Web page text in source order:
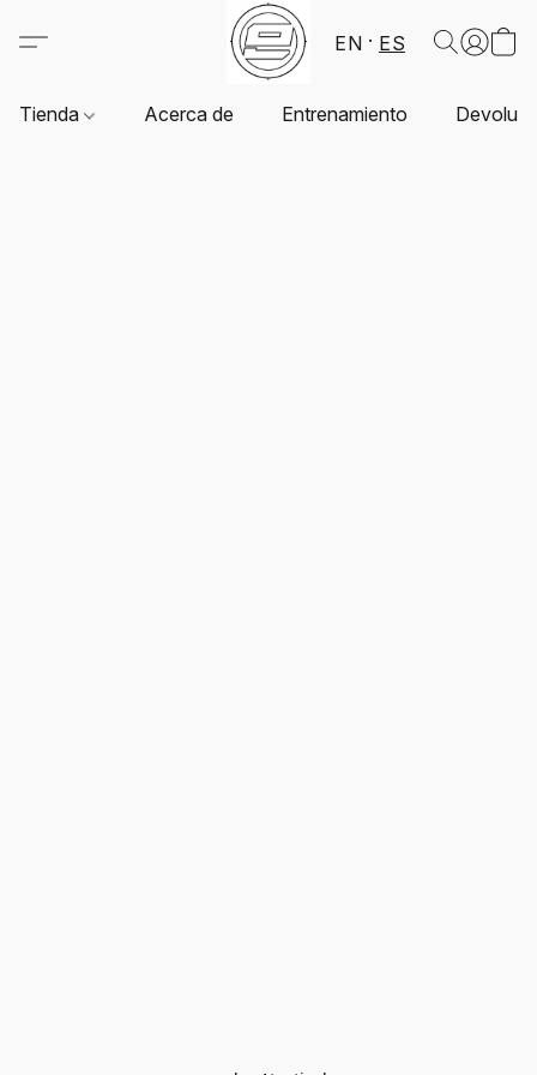
EN ES
Tienda Acerca de Entrenamiento